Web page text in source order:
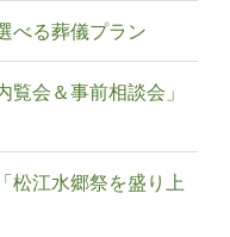
べる葬儀プラン
覧会＆事前相談会」
松江水郷祭を盛り上